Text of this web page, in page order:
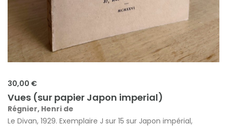
30,00 €
Vues (sur papier Japon imperial)
Régnier, Henri de
Le Divan, 1929. Exemplaire J sur 15 sur Japon impérial,